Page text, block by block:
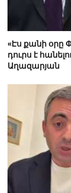
«Էս քանի օրը
դուրս է
Աղազարյան